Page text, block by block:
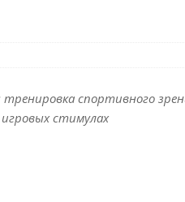
спортивного
стимулах